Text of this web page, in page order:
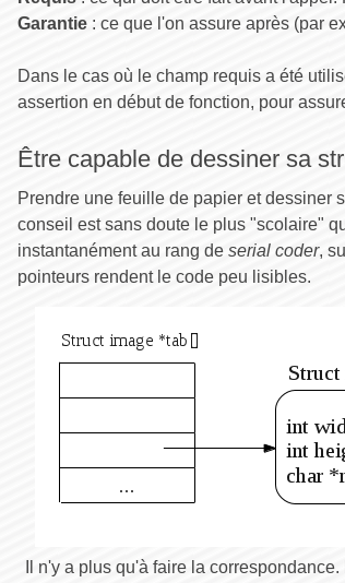
Garantie : ce que l'on assure après (par
Dans le cas où le champ requis a été
assertion en début de fonction, pour
Être capable de dessiner sa
Prendre une feuille de papier et dessiner
conseil est sans doute le plus "scolaire"
instantanément au rang de serial coder,
pointeurs rendent le code peu lisibles.
Il n'y a plus qu'à faire la